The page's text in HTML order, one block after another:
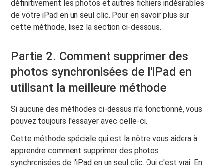
définitivement les photos et autres fichiers indésirables
de votre iPad en un seul clic. Pour en savoir plus sur
cette méthode, lisez la section ci-dessous.
Partie 2. Comment supprimer des
photos synchronisées de l'iPad en
utilisant la meilleure méthode
Si aucune des méthodes ci-dessus n'a fonctionné, vous
pouvez toujours l'essayer avec celle-ci.
Cette méthode spéciale qui est la nôtre vous aidera à
apprendre comment supprimer des photos
synchronisées de l'iPad en un seul clic. Oui c'est vrai. En